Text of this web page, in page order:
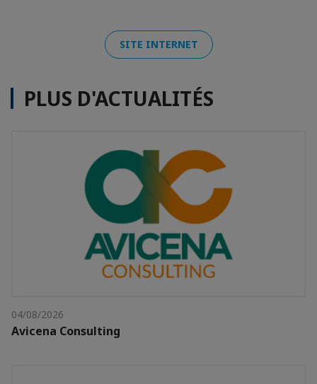
SITE INTERNET
PLUS D'ACTUALITÉS
04/08/2026
Avicena Consulting